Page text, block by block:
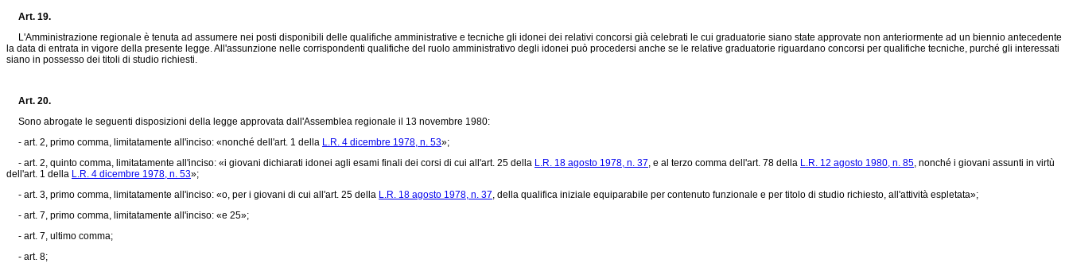
Art. 19.
L'Amministrazione regionale è tenuta ad assumere nei posti disponibili delle qualifiche amministrative e tecniche gli idonei dei relativi concorsi già celebrati le cui graduatorie siano state approvate non anteriormente ad un biennio antecedente
la data di entrata in vigore della presente legge. All'assunzione nelle corrispondenti qualifiche del ruolo amministrativo degli idonei può procedersi anche se le relative graduatorie riguardano concorsi per qualifiche tecniche, purché gli interessati
siano in possesso dei titoli di studio richiesti.
Art. 20.
Sono abrogate le seguenti disposizioni della legge approvata dall'Assemblea regionale il 13 novembre 1980:
- art. 2, primo comma, limitatamente all'inciso: «nonché dell'art. 1 della L.R. 4 dicembre 1978, n. 53»;
- art. 2, quinto comma, limitatamente all'inciso: «i giovani dichiarati idonei agli esami finali dei corsi di cui all'art. 25 della L.R. 18 agosto 1978, n. 37, e al terzo comma dell'art. 78 della L.R. 12 agosto 1980, n. 85, nonché i giovani assunti in virtù
dell'art. 1 della L.R. 4 dicembre 1978, n. 53»;
- art. 3, primo comma, limitatamente all'inciso: «o, per i giovani di cui all'art. 25 della L.R. 18 agosto 1978, n. 37, della qualifica iniziale equiparabile per contenuto funzionale e per titolo di studio richiesto, all'attività espletata»;
- art. 7, primo comma, limitatamente all'inciso: «e 25»;
- art. 7, ultimo comma;
- art. 8;